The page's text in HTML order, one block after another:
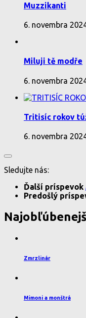
Muzzikanti
6. novembra
Miluji tě modře
6. novembra
Tritisíc rokov
6. novembra
Sledujte nás:
Ďalší príspevok
Predošlý
Zmrzlinár
Mimoni a monštrá